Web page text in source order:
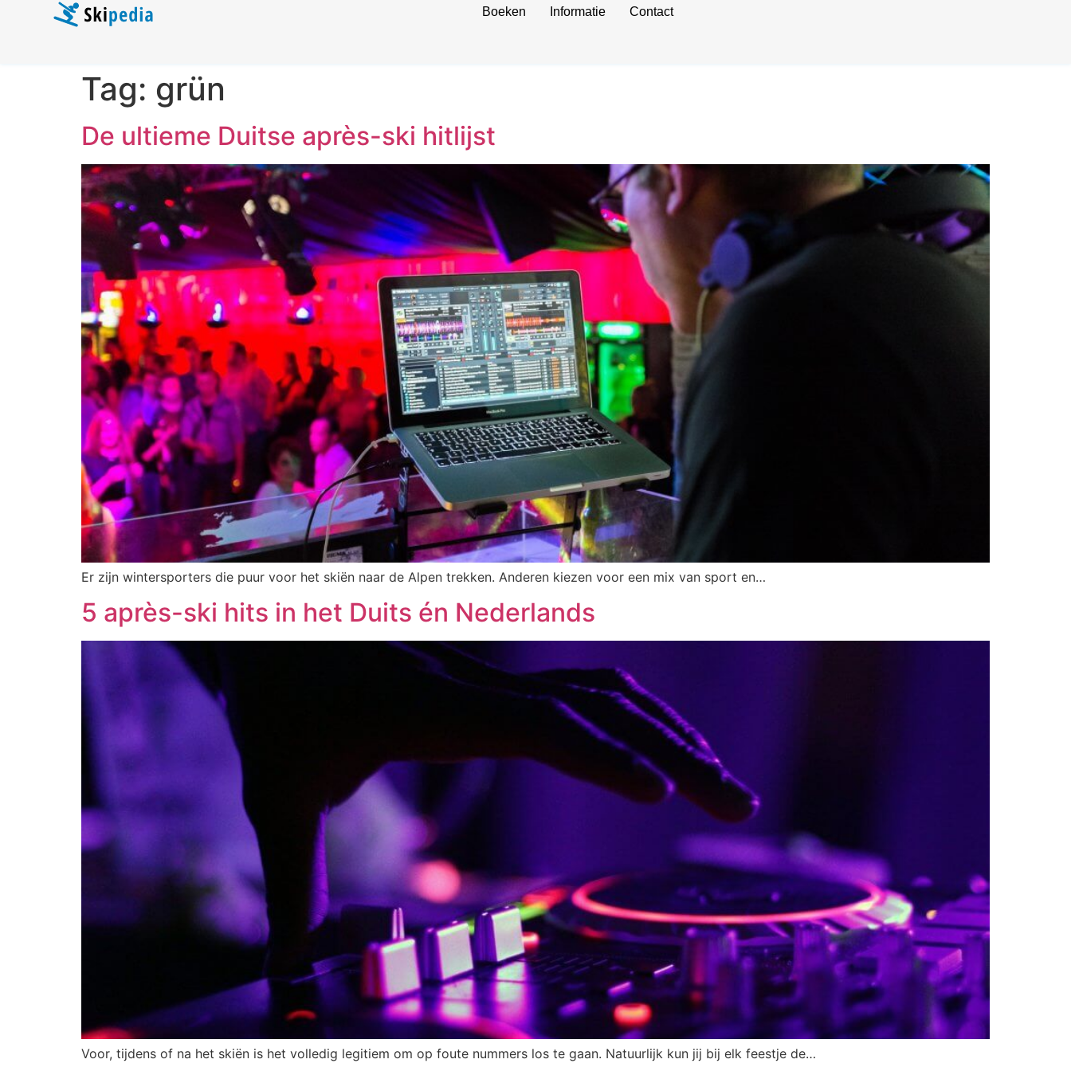
Boeken Informatie Contact
Tag: grün
De ultieme Duitse après-ski hitlijst
Er zijn wintersporters die puur voor het skiën naar de Alpen trekken. Anderen kiezen voor een mix van sport en…
5 après-ski hits in het Duits én Nederlands
Voor, tijdens of na het skiën is het volledig legitiem om op foute nummers los te gaan. Natuurlijk kun jij bij elk feestje de…